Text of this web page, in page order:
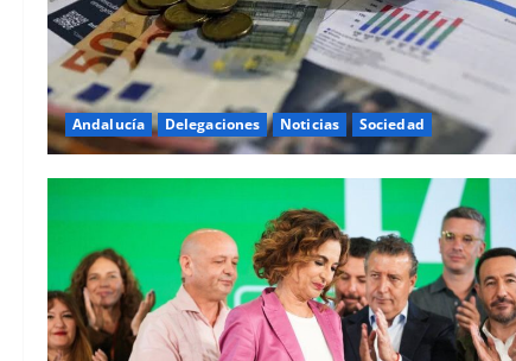
Andalucía Delegaciones Noticias Sociedad